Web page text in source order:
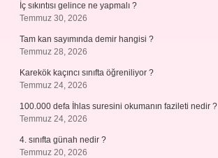
İç sıkıntısı gelince ne yapmalı ?
Temmuz 30, 2026
Tam kan sayımında demir hangisi ?
Temmuz 28, 2026
Karekök kaçıncı sınıfta öğreniliyor ?
Temmuz 24, 2026
100.000 defa İhlas suresini okumanın fazileti nedir ?
Temmuz 24, 2026
4. sınıfta günah nedir ?
Temmuz 20, 2026